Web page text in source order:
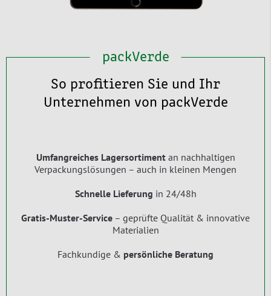
packVerde
So profitieren Sie und Ihr
Unternehmen von packVerde
Umfangreiches Lagersortimentan nachhaltigen
Verpackungslösungen – auch in kleinen Mengen
Schnelle Lieferung in 24/48h
Gratis-Muster-Service – geprüfte Qualität & innovative
Materialien
Fachkundige & persönliche Beratung